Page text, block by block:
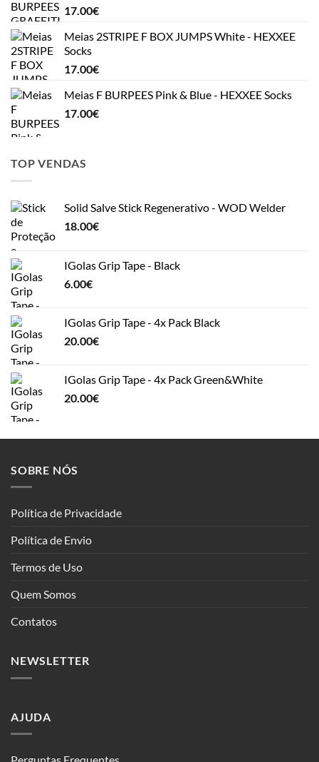
17.00€
Meias 2STRIPE F BOX JUMPS White - HEXXEE
Socks
17.00€
Meias F BURPEES Pink & Blue - HEXXEE Socks
17.00€
TOP VENDAS
Solid Salve Stick Regenerativo - WOD Welder
18.00€
IGolas Grip Tape - Black
6.00€
IGolas Grip Tape - 4x Pack Black
20.00€
IGolas Grip Tape - 4x Pack Green&White
20.00€
SOBRE NÓS
Política de Privacidade
Política de Envio
Termos de Uso
Quem Somos
Contatos
NEWSLETTER
AJUDA